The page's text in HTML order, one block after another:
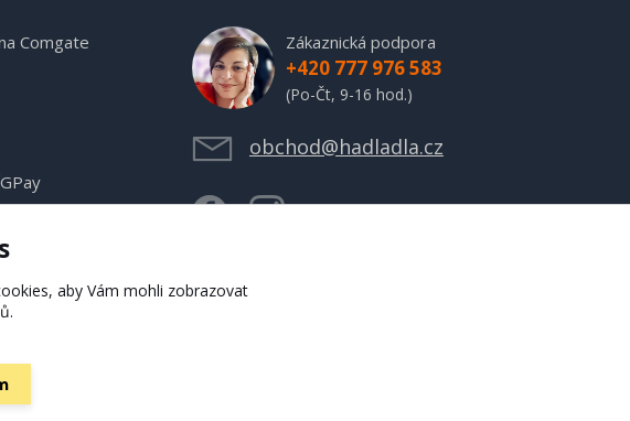
Zákaznická podpora
+420 777 976 583
(Po-Čt, 9-16 hod.)
obchod@hadladla.cz
aby Vám mohli zobrazovat